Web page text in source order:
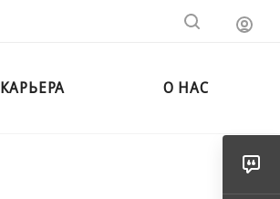
КАРЬЕРА О НАС